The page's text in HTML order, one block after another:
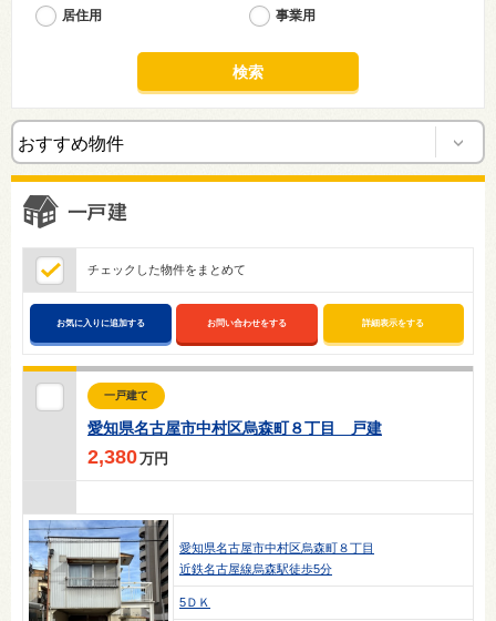
居住用 事業用
チェックした物件をまとめて
お気に入りに追加する お問い合わせをする 詳細表示をする
一戸建て
愛知県名古屋市中村区烏森町８丁目 戸建
2,380万円
愛知県名古屋市中村区烏森町８丁目
近鉄名古屋線烏森駅徒歩5分
5ＤＫ